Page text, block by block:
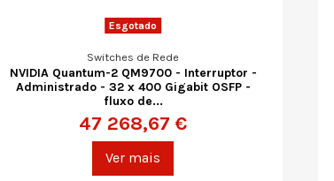
Esgotado
Switches de Rede
NVIDIA Quantum-2 QM9700 - Interruptor -
Administrado - 32 x 400 Gigabit OSFP -
fluxo de...
47 268,67 €
Ver mais